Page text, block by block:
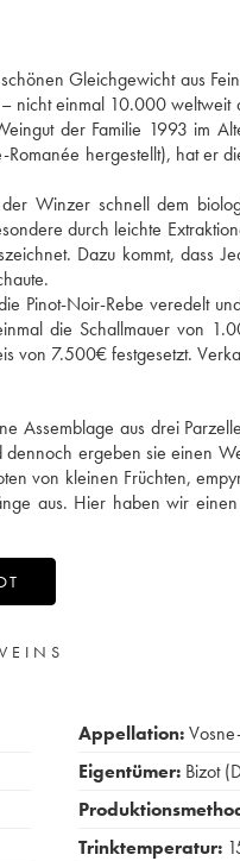
Gleichgewicht aus
nicht einmal 10.000
der Familie 1993 im
hergestellt), hat er
Winzer schnell dem
durch leichte
Dazu kommt, dass
Noir-Rebe veredelt
die Schallmauer von
von 7.500€ festgesetzt.
aus drei
ergeben sie einen
von kleinen Früchten,
aus. Hier haben wir
Appellation:
Eigentümer: Bizot
Trinktemperatur: